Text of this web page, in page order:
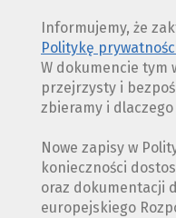
Informujemy, że
Politykę
W dokumencie tym
przejrzysty i
zbieramy i
Nowe zapisy w
konieczności
oraz dokumentacji
europejskiego